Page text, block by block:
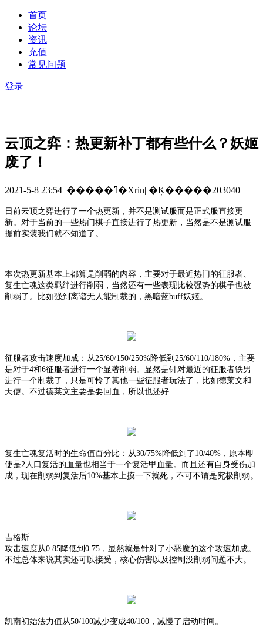
首页
论坛
资讯
充值
常见问题
登录
云顶之弈：热更新补丁都有些什么？妖姬
废了！
2021-5-8 23:54| �����ߣ�Xrin| �Ķ�����203040
日前云顶之弈进行了一个热更新，并不是测试服而是正式服直接更
新。对于当前的一些热门棋子直接进行了热更新，当然是不是测试服
提前实装我们就不知道了。
本次热更新基本上都算是削弱的内容，主要对于最近热门的征服者、
复生亡魂这类羁绊进行削弱，当然还有一些表现比较强势的棋子也被
削弱了。比如强到离谱无人能制裁的，黑暗蓝buff妖姬。
征服者攻击速度加成： 从 25/60/150/250%降低到 25/60/110/180% ，主要
是对于4和6征服者进行一个显著削弱。显然是针对最近的征服者铁男
进行一个制裁了，只是可怜了其他一些征服者玩法了，比如德莱文和
天使。不过德莱文主要是要回血，所以也还好
复生亡魂复活时的生命值百分比： 从30/75%降低到了 10/40% ，原本即
使是2人口复活的血量也相当于一个复活甲血量。而且还有自身受伤加
成，现在削弱到复活后10%基本上摸一下就死，不可不谓是究极削弱。
吉格斯
攻击速度从0.85降低到 0.75 ，显然就是针对了小恶魔的这个攻速加成。
不过总体来说其实还可以接受，核心伤害以及控制没削弱问题不大。
凯南初始法力值从50/100减少变成40/100 ，减慢了启动时间。